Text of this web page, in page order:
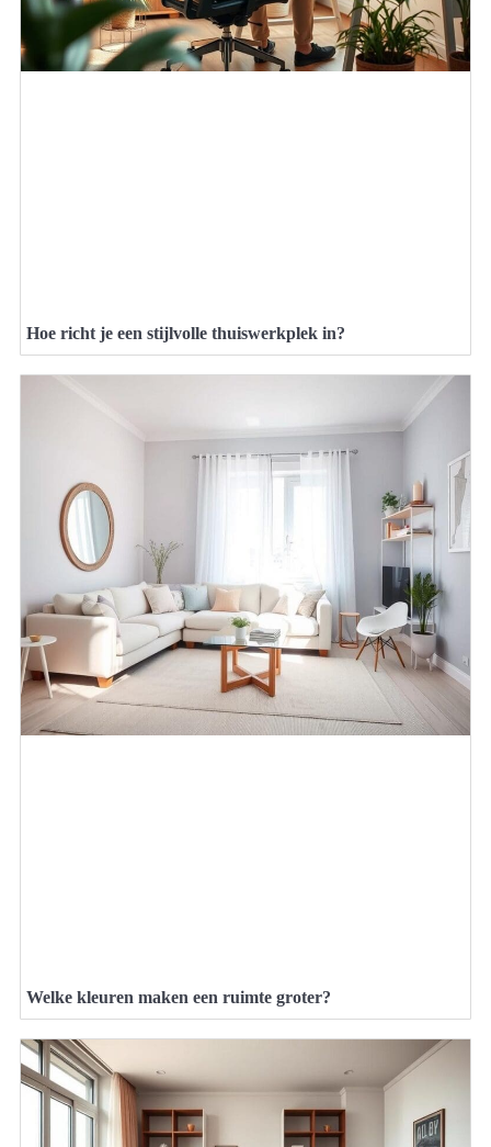
Hoe richt je een stijlvolle thuiswerkplek in?
Welke kleuren maken een ruimte groter?